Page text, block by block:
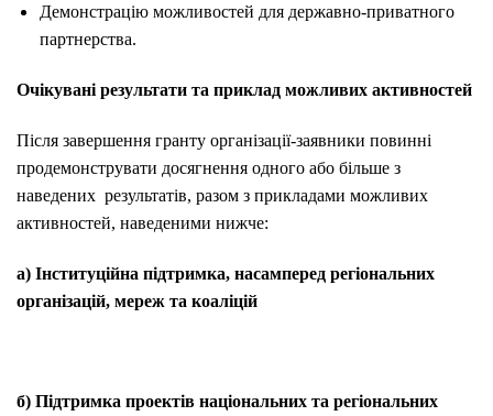
Демонстрацію можливостей для державно-приватного
партнерства.
Очікувані результати та приклад можливих активностей
Після завершення гранту організації-заявники повинні
продемонструвати досягнення одного або більше з
наведених результатів, разом з прикладами можливих
активностей, наведеними нижче:
а) Інституційна підтримка, насамперед регіональних
організацій, мереж та коаліцій
б) Підтримка проектів національних та регіональних